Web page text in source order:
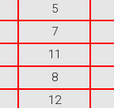
5
7
11
8
12